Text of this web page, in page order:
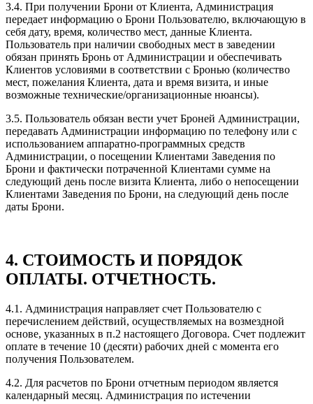
3.4. При получении Брони от Клиента, Администрация
передает информацию о Брони Пользователю, включающую в
себя дату, время, количество мест, данные Клиента.
Пользователь при наличии свободных мест в заведении
обязан принять Бронь от Администрации и обеспечивать
Клиентов условиями в соответствии с Бронью (количество
мест, пожелания Клиента, дата и время визита, и иные
возможные технические/организационные нюансы).
3.5. Пользователь обязан вести учет Броней Администрации,
передавать Администрации информацию по телефону или с
использованием аппаратно-программных средств
Администрации, о посещении Клиентами Заведения по
Брони и фактически потраченной Клиентами сумме на
следующий день после визита Клиента, либо о непосещении
Клиентами Заведения по Брони, на следующий день после
даты Брони.
4. СТОИМОСТЬ И ПОРЯДОК
ОПЛАТЫ. ОТЧЕТНОСТЬ.
4.1. Администрация направляет счет Пользователю с
перечислением действий, осуществляемых на возмездной
основе, указанных в п.2 настоящего Договора. Счет подлежит
оплате в течение 10 (десяти) рабочих дней с момента его
получения Пользователем.
4.2. Для расчетов по Брони отчетным периодом является
календарный месяц. Администрация по истечении